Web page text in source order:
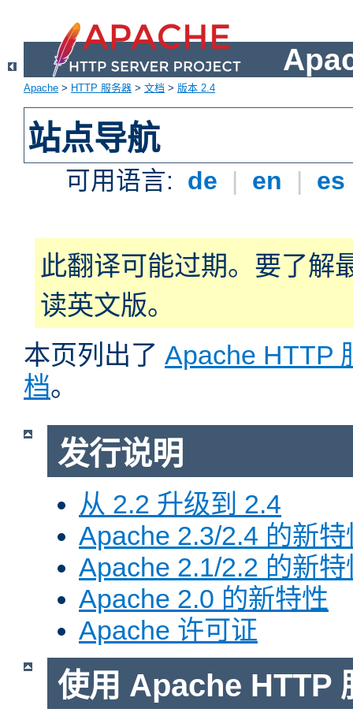
Apache > HTTP 服务器 > 文档 > 版本 2.4
站点导航
可用语言: de | en | es
此翻译可能过期。要了解
读英文版。
本页列出了 Apache HTTP
档。
发行说明
从 2.2 升级到 2.4
Apache 2.3/2.4 的新特
Apache 2.1/2.2 的新特
Apache 2.0 的新特性
Apache 许可证
使用 Apache HTTP